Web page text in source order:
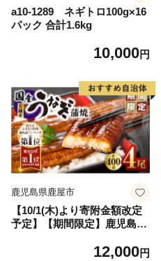
a10-1289 ネギトロ100g×16
パック 合計1.6kg
10,000円
鹿児島県鹿屋市
【10/1(木)より寄附金額改定
予定】【期間限定】鹿児島県
12,000円